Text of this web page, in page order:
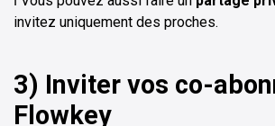
invitez uniquement des proches.
3) Inviter vos co-
Flowkey